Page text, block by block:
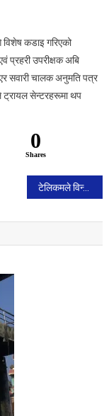
विशेष कडाइ गरिएको
प्रहरी उपरीक्षक अबि
सवारी चालक अनुमति पत्र
ट्रायल सेन्टरहरूमा थप
0
Shares
टेलिकमले विन्टर अफर : १९९ रूपैयाँमा एक महिनाका लागि ४२० मिनेट भ्वाइस, ४२० एसएमएस र ४२०० एमबी डेटा